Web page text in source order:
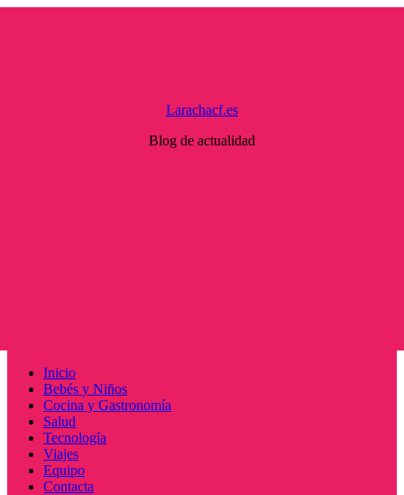
Larachacf.es
Blog de actualidad
Menú
principal
Inicio
Bebés y Niños
Cocina y Gastronomía
Salud
Tecnología
Viajes
Equipo
Contacta